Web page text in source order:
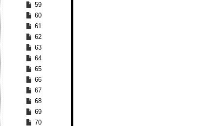
59
60
61
62
63
64
65
66
67
68
69
70